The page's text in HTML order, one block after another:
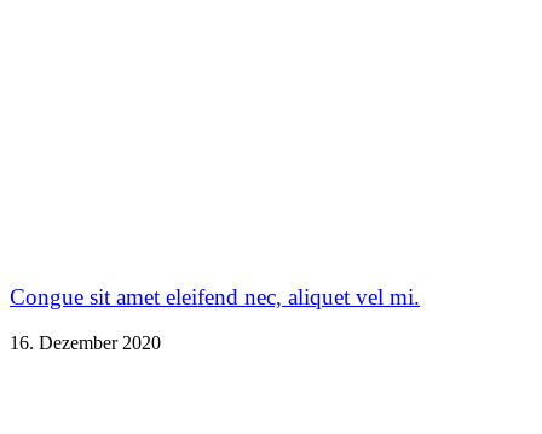
Congue sit amet eleifend nec, aliquet vel mi.
16. Dezember 2020